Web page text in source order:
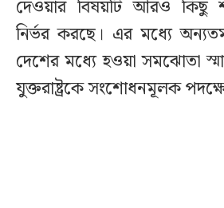
দেওয়ার বিষয়টি আরও কিছু
নির্ভর করছে। এর মধ্যে
দেশের মধ্যে হওয়া সমঝোতা
যুক্তরাষ্ট্রকে সংশোধনমূলক